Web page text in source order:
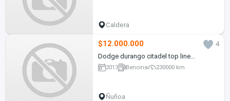
Caldera
$12.000.000
4
Dodge durango citadel top line...
2013 Bencina 230000 km
Ñuñoa